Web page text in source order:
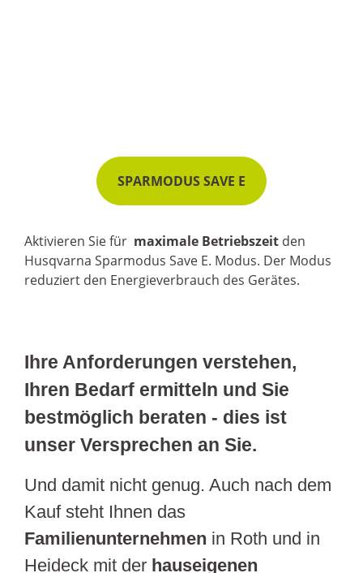
SPARMODUS SAVE E
Aktivieren Sie für maximale Betriebszeit den
Husqvarna Sparmodus Save E. Modus. Der Modus
reduziert den Energieverbrauch des Gerätes.
Ihre Anforderungen verstehen,
Ihren Bedarf ermitteln und Sie
bestmöglich beraten - dies ist
unser Versprechen an Sie.
Und damit nicht genug. Auch nach dem
Kauf steht Ihnen das
Familienunternehmen in Roth und in
Heideck mit der hauseigenen